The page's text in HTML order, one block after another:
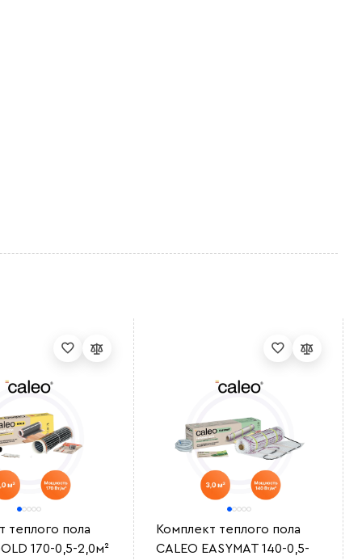
теплого пола
170-0,5-2,0м²
Комплект теплого пола
CALEO EASYMAT 140-0,5-